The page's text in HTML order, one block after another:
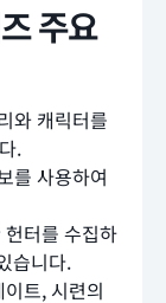
주요
와 캐릭터를
.
를 사용하여
헌터를 수집하
습니다.
트, 시련의